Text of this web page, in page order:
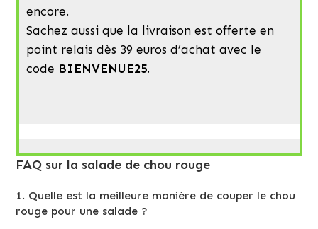
encore.
Sachez aussi que la livraison est offerte en
point relais dès 39 euros d’achat avec le
code BIENVENUE25.
FAQ sur la salade de chou rouge
1. Quelle est la meilleure manière de couper le chou
rouge pour une salade ?